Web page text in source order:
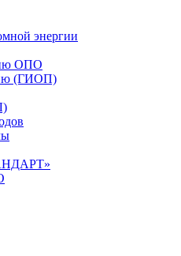
энергии
ОПО
(ГИОП)